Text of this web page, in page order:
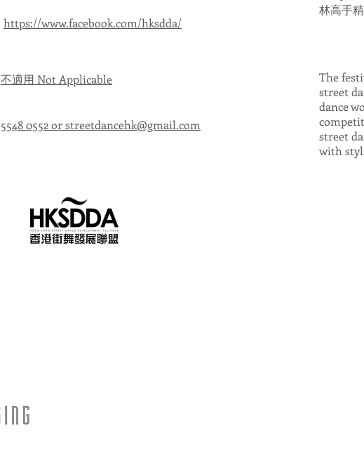
https://www.facebook.com/hksdda/
林高手
不適用 Not Applicable
5548 0552 orstreetdancehk@gmail.com
The
street
dance
street
with